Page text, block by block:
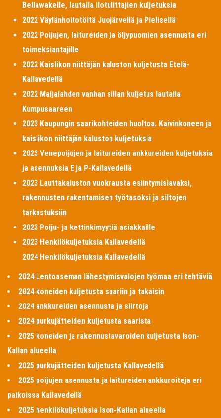
Bellawakelle, lautalla ilotulittajien kuljetuksia
2022 Väylänhoitotöitä Juojärvellä ja Pielisellä
2022 Poijujen, laitureiden ja öljypuomien asennusta eri
toimeksiantajille
2022 Kaislikon niittäjän kaluston kuljetusta Etelä-
Kallavedellä
2022 Maljalahden vanhan sillan kuljetus lautalla
Kumpusaareen
2023 Kaupungin saarikohteiden huoltoa. Kaivinkoneen ja
kaislikon niittäjän kaluston kuljetuksia
2023 Venepoijujen ja laitureiden ankkureiden kuljetuksia
ja asennuksia E ja P-Kallavedellä
2023 Lauttakaluston vuokrausta esiintymislavaksi,
rakennusten rakentamisen työtasoksi ja siltojen
tarkastuksiin
2023 Poiju- ja kettinkimyytiä asiakkaille
2023 Henkilökuljetuksia Kallavedellä
2024 Henkilökuljetuksia Kallavedellä
2024 Lentoaseman lähestymisvalojen työmaa eri tehtäviä
2024 koneiden kuljetusta saariin ja takaisin
2024 ankkureiden asennusta ja siirtoja
2024 purkujätteiden kuljetusta saarista
2025 koneiden ja rakennustavaroiden kuljetusta Ison-
Kallan alueella
2025 purkujätteiden kuljetusta Kallavedellä
2025 poijujen asennusta ja laitureiden ankkuroiteja eri
paikoissa Kallavedellä
2025 henkilökuljetuksia Ison-Kallan alueella